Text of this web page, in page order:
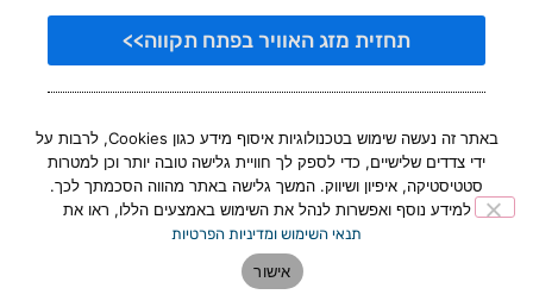
תחזית מזג האוויר בפתח תקווה>>
באתר זה נעשה שימוש בטכנולוגיות איסוף מידע כגון Cookies, לרבות על
ידי צדדים שלישיים, כדי לספק לך חוויית גלישה טובה יותר וכן למטרות
סטטיסטיקה, איפיון ושיווק. המשך גלישה באתר מהווה הסכמתך לכך.
למידע נוסף ואפשרות לנהל את השימוש באמצעים הללו, ראו את
תנאי השימוש ומדיניות הפרטיות
אישור